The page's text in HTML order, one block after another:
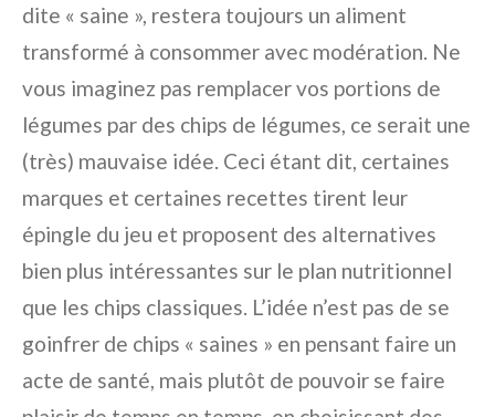
dite « saine », restera toujours un aliment
transformé à consommer avec modération. Ne
vous imaginez pas remplacer vos portions de
légumes par des chips de légumes, ce serait une
(très) mauvaise idée. Ceci étant dit, certaines
marques et certaines recettes tirent leur
épingle du jeu et proposent des alternatives
bien plus intéressantes sur le plan nutritionnel
que les chips classiques. L’idée n’est pas de se
goinfrer de chips « saines » en pensant faire un
acte de santé, mais plutôt de pouvoir se faire